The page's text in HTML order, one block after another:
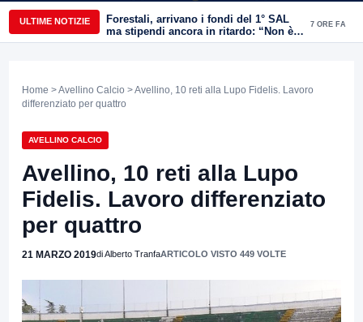
ULTIME NOTIZIE
Forestali, arrivano i fondi del 1° SAL
ma stipendi ancora in ritardo: “Non è
più sostenibile”
7 ORE FA
Home >Avellino Calcio > Avellino, 10 reti alla Lupo Fidelis. Lavoro
differenziato per quattro
AVELLINO CALCIO
Avellino, 10 reti alla Lupo
Fidelis. Lavoro differenziato
per quattro
21 MARZO 2019di Alberto TranfaARTICOLO VISTO 449 VOLTE